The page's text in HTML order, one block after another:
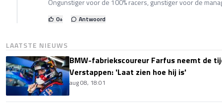
Ongunstiger voor de 100% racers, gunstiger voor de
0+ Antwoord
LAATSTE NIEUWS
BMW-fabriekscoureur Farfus neemt de
Verstappen: 'Laat zien hoe hij is'
aug 08, 18:01